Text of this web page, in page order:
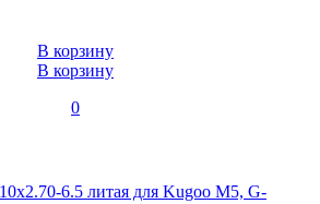
В корзину
В корзину
0